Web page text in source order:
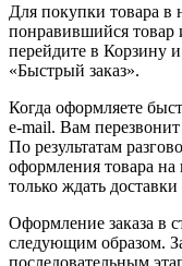
Для покупки товара в
понравившийся товар
перейдите в Корзину
«Быстрый заказ».
Когда оформляете
e-mail. Вам
По результатам
оформления товара
только ждать
Оформление заказа в
следующим образом.
последовательным